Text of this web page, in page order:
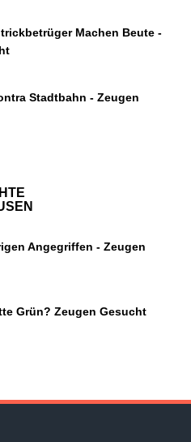
Machen Beute -
Stadtbahn - Zeugen
Angegriffen - Zeugen
Grün? Zeugen Gesucht